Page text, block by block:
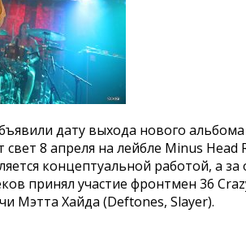
дату выхода нового
свет 8 апреля на лейбле Minus
концептуальной работой, а за
принял участие фронтмен 36
Мэтта Хайда (Deftones, Slayer).